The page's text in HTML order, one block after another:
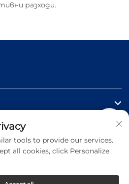
разходи.
tools to provide our services.
all cookies, click Personalize